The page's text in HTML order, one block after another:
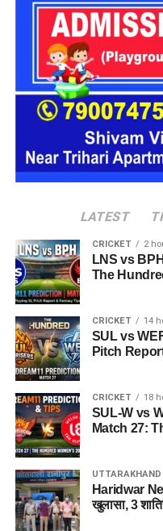
प्रस्तावित आलंबन गांव में
एक परिवार की तर्ज पर लोगों
यूनिट में करीब दो महिलाएं,
जाएगा। इस तरह उन्हें एक
हर यूनिट में अलग किचन जैसी
महिलाओं और बच्चों को रोजमर्रा
का अनुभव हो सके। प्रस्तावित
जाएंगे, जिनमें करीब 88 लोगों के
जेल नहीं,
होगा माहौल
आलंबन गांव की सबसे खास बात
और बच्चों को यह महसूस न हो
LATEST
CRICKET 2
LNS vs
The
CRICKET 14
SUL vs
Pitch
CRICKET 18
SUL-W vs
Match 27:
UTTARAKHAND
Haridwar
खुलासा, 3